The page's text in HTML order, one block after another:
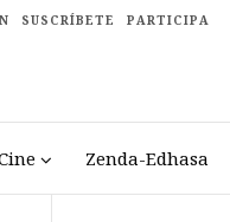
SUSCRÍBETE PARTICIPA
Zenda-Edhasa